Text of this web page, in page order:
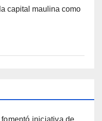
capital maulina como